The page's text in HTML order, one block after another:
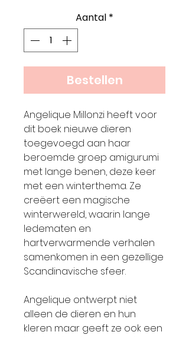
Aantal *
Bestellen
Angelique Millonzi heeft voor
dit boek nieuwe dieren
toegevoegd aan haar
beroemde groep amigurumi
met lange benen, deze keer
met een winterthema. Ze
creëert een magische
winterwereld, waarin lange
ledematen en
hartverwarmende verhalen
samenkomen in een gezellige
Scandinavische sfeer.
Angelique ontwerpt niet
alleen de dieren en hun
kleren maar geeft ze ook een